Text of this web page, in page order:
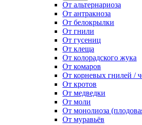
От альтернариоза
От антракноза
От белокрылки
От гнили
От гусениц
От клеща
От колорадского жука
От комаров
От корневых гнилей /
От кротов
От медведки
От моли
От монолиоза
От муравьёв